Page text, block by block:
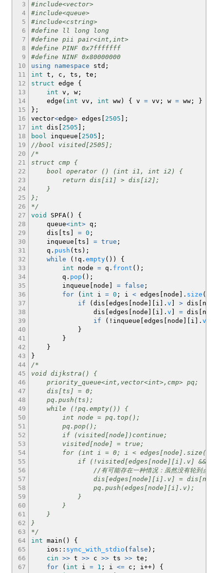
3
4
5
6
7
8
9
10
11
12
13
14
15
16
17
18
19
20
21
22
23
24
25
26
27
28
29
30
31
32
33
34
35
36
37
38
39
40
41
42
43
44
45
46
47
48
49
50
51
52
53
54
55
56
57
58
59
60
61
62
63
64
65
66
67
#include<vector>
#include<queue>
#include<cstring>
#define ll long long
#define pii pair<int,int>
#define PINF 0x7fffffff
#define NINF 0x80000000
using
namespace std ;
int t, c, ts, te ;
struct edge {
int v, w ;
edge ( int vv, int ww) { v = vv ; w = ww ;
}
} ;
vector<edge> edges 2505
;
int dis 2505
;
bool inqueue 2505
;
//bool visited[2505];
/*
struct cmp {
bool operator () (int i1, int i2) {
return dis[i1] > dis[i2];
}
};
*/
void
SPFA( )
{
queue<int> q ;
dis ts = 0 ;
inqueue ts = true ;
q. push ( ts ) ;
while
( ! q. empty( ) )
{
int node = q. front ( ) ;
q. pop ( ) ;
inqueue
node = false ;
for
( int i = 0 ; i < edges node . size (
if
( dis edges node i . v > dis
node
dis edges node i . v = dis
node
if
( ! inqueue edges node i . v
}
}
}
}
/*
void dijkstra() {
priority_queue<int,vector<int>,cmp> pq;
dis[ts] = 0;
pq.push(ts);
while (!pq.empty()) {
int node = pq.top();
pq.pop();
if (visited[node])continue;
visited[node] = true;
for (int i = 0; i < edges[node].size();
if (!visited[edges[node][i].v] &&
//有可能存在一种情况：虽然没有轮到点i成为离已处理完
dis[edges[node][i].v] = dis[node] +
pq.push(edges[node][i].v);
}
}
}
}
*/
int main ( )
{
ios :: sync_with_stdio ( false ) ;
cin >> t >> c >> ts >> te ;
for
( int i = 1 ; i <= c ; i++)
{